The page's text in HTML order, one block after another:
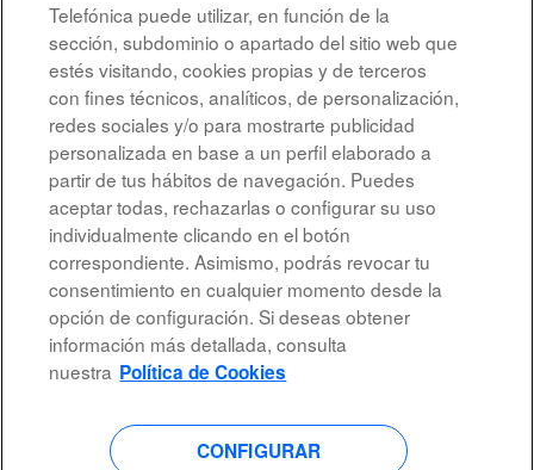
Resultados
Aviso legal
Accesibilidad
Protección de datos
S
Telefónica puede utilizar, en función de la
sección, subdominio o apartado del sitio web que
estés visitando, cookies propias y de terceros
con fines técnicos, analíticos, de personalización,
redes sociales y/o para mostrarte publicidad
personalizada en base a un perfil elaborado a
partir de tus hábitos de navegación. Puedes
aceptar todas, rechazarlas o configurar su uso
individualmente clicando en el botón
correspondiente. Asimismo, podrás revocar tu
consentimiento en cualquier momento desde la
opción de configuración. Si deseas obtener
información más detallada, consulta
nuestra Política de Cookies
CONFIGURAR